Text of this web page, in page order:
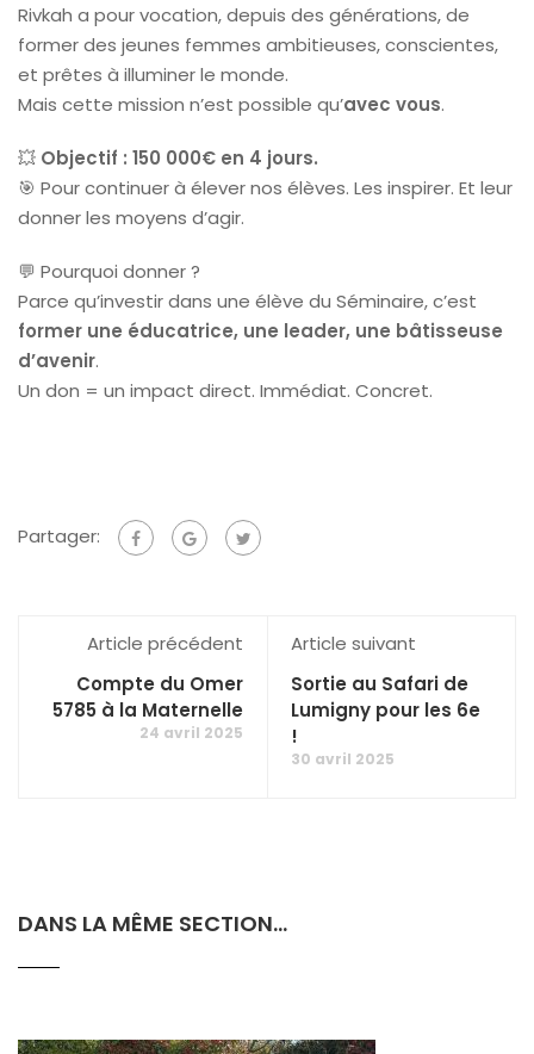
Rivkah a pour vocation, depuis des générations, de
former des jeunes femmes ambitieuses, conscientes,
et prêtes à illuminer le monde.
Mais cette mission n’est possible qu’avec vous.
💥 Objectif : 150 000€ en 4 jours.
🎯 Pour continuer à élever nos élèves. Les inspirer. Et leur
donner les moyens d’agir.
💬 Pourquoi donner ?
Parce qu’investir dans une élève du Séminaire, c’est
former une éducatrice, une leader, une bâtisseuse
d’avenir.
Un don = un impact direct. Immédiat. Concret.
Partager:
Article précédent
Compte du Omer
5785 à la Maternelle
24 avril 2025
Article suivant
Sortie au Safari de
Lumigny pour les 6e
!
30 avril 2025
DANS LA MÊME SECTION...